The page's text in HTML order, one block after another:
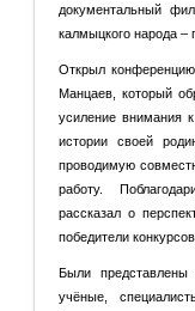
документальный
калмыцкого народа –
Открыл
Манцаев, который
усиление внимания
истории своей
проводимую
работу.
рассказал о
победители
Были
учёные,